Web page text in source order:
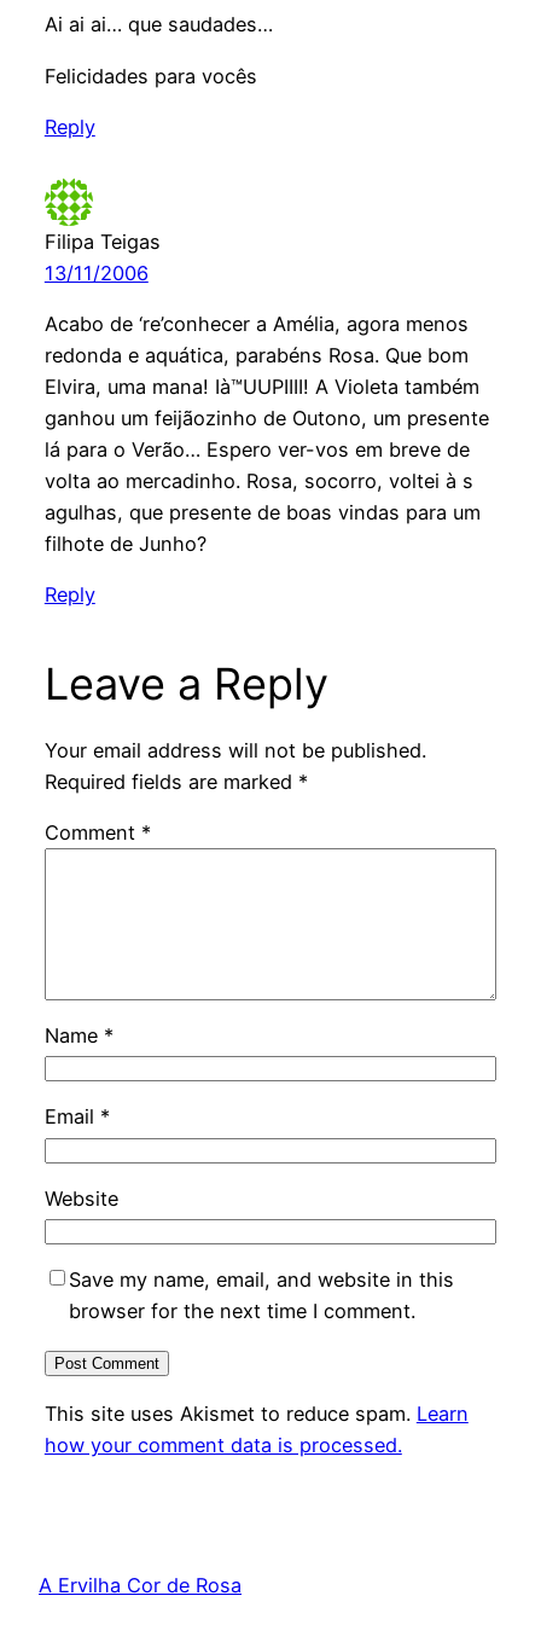
Ai ai ai… que saudades…
Felicidades para vocês
Reply
Filipa Teigas
13/11/2006
Acabo de ‘re’conhecer a Amélia, agora menos
redonda e aquática, parabéns Rosa. Que bom
Elvira, uma mana! Ià™UUPIIII! A Violeta também
ganhou um feijãozinho de Outono, um presente
lá para o Verão… Espero ver-vos em breve de
volta ao mercadinho. Rosa, socorro, voltei à s
agulhas, que presente de boas vindas para um
filhote de Junho?
Reply
Leave a Reply
Your email address will not be published.
Required fields are marked *
Comment *
Name *
Email *
Website
Save my name, email, and website in this
browser for the next time I comment.
This site uses Akismet to reduce spam. Learn
how your comment data is processed.
A Ervilha Cor de Rosa